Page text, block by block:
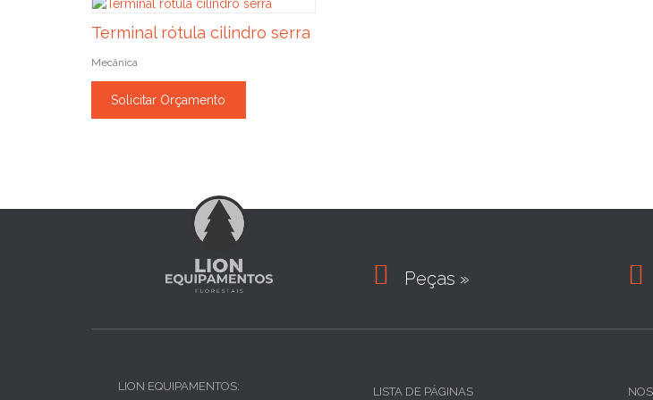
Terminal rótula cilindro serra
Mecânica
Solicitar Orçamento
 Peças » 
LION EQUIPAMENTOS: LISTA DE PÁGINAS